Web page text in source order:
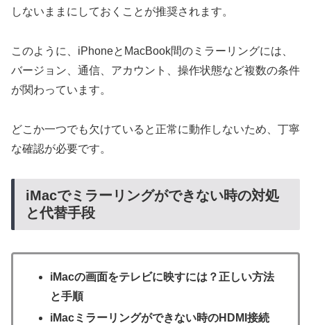
しないままにしておくことが推奨されます。
このように、iPhoneとMacBook間のミラーリングには、
バージョン、通信、アカウント、操作状態など複数の条件
が関わっています。
どこか一つでも欠けていると正常に動作しないため、丁寧
な確認が必要です。
iMacでミラーリングができない時の対処
と代替手段
iMacの画面をテレビに映すには？正しい方法
と手順
iMacミラーリングができない時のHDMI接続